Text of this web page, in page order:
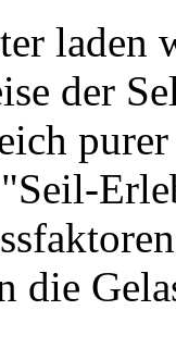
laden
der
die